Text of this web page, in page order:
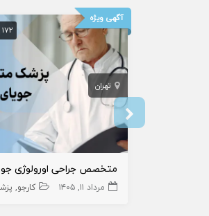
آگهی ویژه
172 بازدید
تهران
متخصص جراحی اورولوژی
مرداد ۱۱, ۱۴۰۵ کارجو